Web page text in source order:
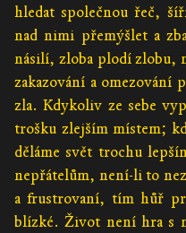
hledat společnou řeč,
nad nimi přemýšlet a
násilí, zloba plodí zlobu,
zakazování a omezování
zla. Kdykoliv ze sebe
trošku zlejším místem;
děláme svět trochu
nepřátelům, není-li to
a frustrovaní, tím hůř
blízké. Život není hra s